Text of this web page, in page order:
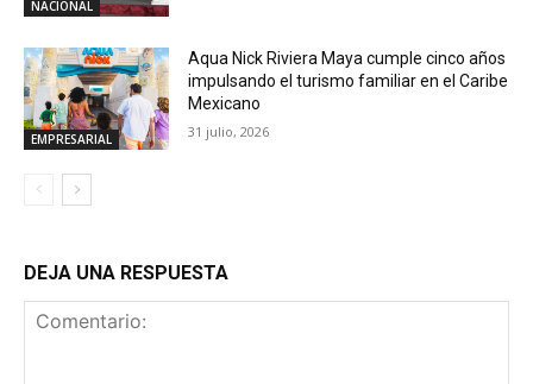
NACIONAL
EMPRESARIAL
Aqua Nick Riviera Maya cumple cinco años
impulsando el turismo familiar en el Caribe
Mexicano
31 julio, 2026
DEJA UNA RESPUESTA